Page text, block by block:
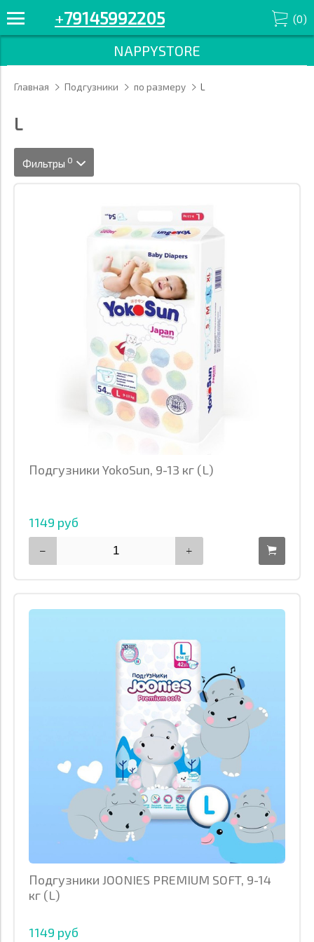
+79145992205 (0)
NAPPYSTORE
Главная Подгузники по размеру L
L
Фильтры 0
Подгузники YokoSun, 9-13 кг (L)
1149 руб
Подгузники JOONIES PREMIUM SOFT, 9-14
кг (L)
1149 руб